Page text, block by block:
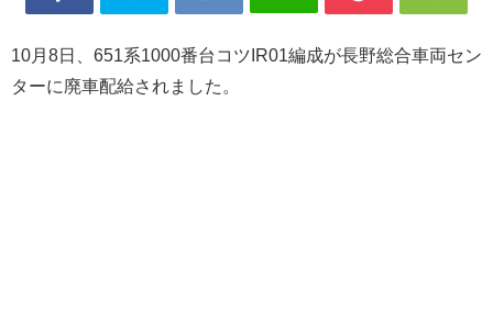
10月8日、651系1000番台コツIR01編成が長野総合車両セン
ターに廃車配給されました。